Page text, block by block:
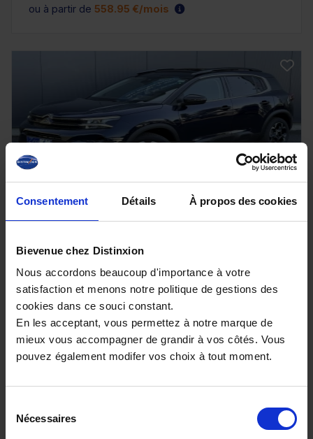
Consentement Détails À propos des cookies
Bievenue chez Distinxion
Nous accordons beaucoup d'importance à votre
satisfaction et menons notre politique de gestions des
cookies dans ce souci constant.
En les acceptant, vous permettez à notre marque de
mieux vous accompagner de grandir à vos côtés. Vous
pouvez également modifer vos choix à tout moment.
Nécessaires
ou à partir de 558.95 €/mois
CITROEN C5 AIRCROSS
Urban Black et T.O
10 km - 2025 - Diesel - Boîte auto
27 980€